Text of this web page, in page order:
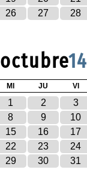
26 27 28
octubre14
MI JU VI
1 2 3
8 9 10
15 16 17
22 23 24
29 30 31